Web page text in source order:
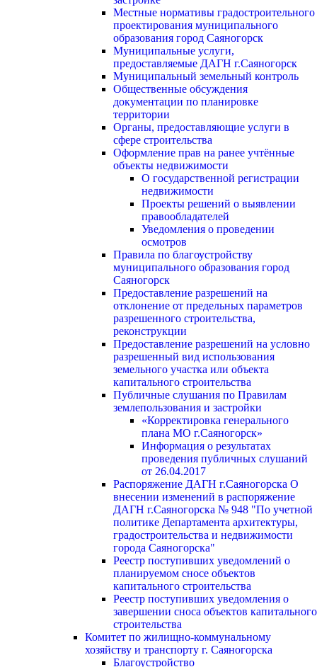
Местные нормативы градостроительного
проектирования муниципального
образования город Саяногорск
Муниципальные услуги,
предоставляемые ДАГН г.Саяногорск
Муниципальный земельный контроль
Общественные обсуждения
документации по планировке
территории
Органы, предоставляющие услуги в
сфере строительства
Оформление прав на ранее учтённые
объекты недвижимости
О государственной регистрации
недвижимости
Проекты решений о выявлении
правообладателей
Уведомления о проведении
осмотров
Правила по благоустройству
муниципального образования город
Саяногорск
Предоставление разрешений на
отклонение от предельных параметров
разрешенного строительства,
реконструкции
Предоставление разрешений на условно
разрешенный вид использования
земельного участка или объекта
капитального строительства
Публичные слушания по Правилам
землепользования и застройки
«Корректировка генерального
плана МО г.Саяногорск»
Информация о результатах
проведения публичных слушаний
от 26.04.2017
Распоряжение ДАГН г.Саяногорска О
внесении изменений в распоряжение
ДАГН г.Саяногорска № 948 "По учетной
политике Департамента архитектуры,
градостроительства и недвижимости
города Саяногорска"
Реестр поступивших уведомлений о
планируемом сносе объектов
капитального строительства
Реестр поступивших уведомления о
завершении сноса объектов капитального
строительства
Комитет по жилищно-коммунальному
хозяйству и транспорту г. Саяногорска
Благоустройство